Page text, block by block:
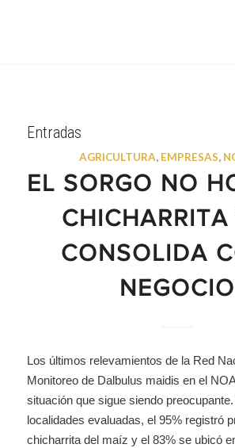
Entradas
AGRICULTURA, EMPRESAS,
EL SORGO NO
CHICHARRITA
CONSOLIDA
NEGOCIO
Los últimos relevamientos de la Red
Monitoreo de Dalbulus maidis en el
situación que sigue siendo
localidades evaluadas, el 95% registró
chicharrita del maíz y el 83% se ubicó